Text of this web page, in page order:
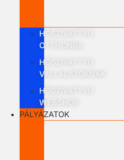
HŐSZIVATTYÚ
OTTHONRA
HŐSZIVATTYÚ
VÁLLALATOKNAK
HŐSZIVATTYÚ
WEBSHOP
PÁLYÁZATOK